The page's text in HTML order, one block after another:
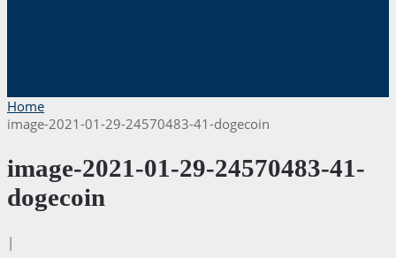
Home
image-2021-01-29-24570483-41-dogecoin
image-2021-01-29-24570483-41-
dogecoin
|